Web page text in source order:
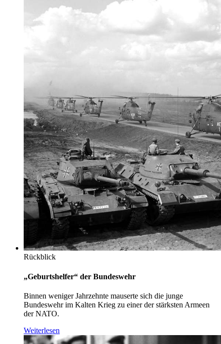
Rückblick
„Geburtshelfer“ der Bundeswehr
Binnen weniger Jahrzehnte mauserte sich die junge
Bundeswehr im Kalten Krieg zu einer der stärksten Armeen
der NATO.
Weiterlesen